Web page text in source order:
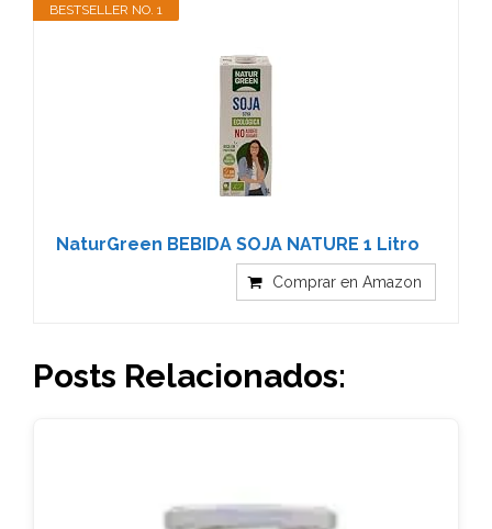
BESTSELLER NO. 1
NaturGreen BEBIDA SOJA NATURE 1 Litro
Comprar en Amazon
Posts Relacionados: